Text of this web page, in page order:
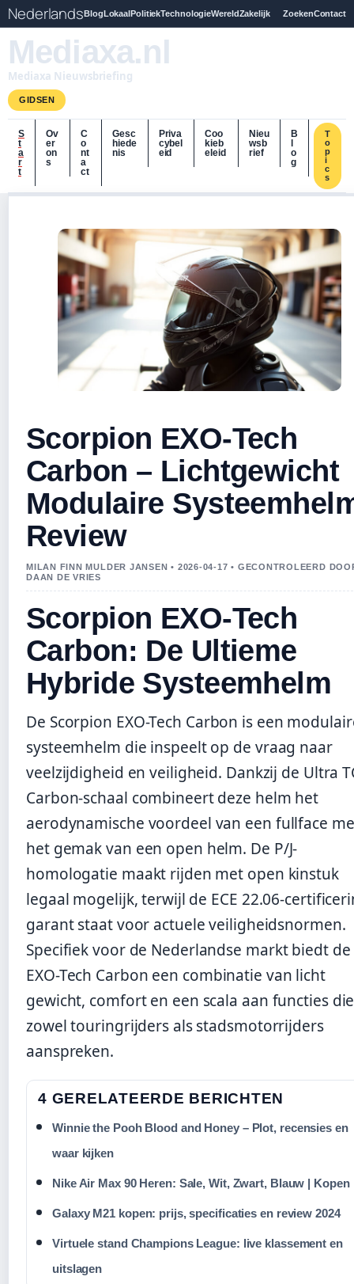
NederlandsBlogLokaalPolitiekTechnologieWereldZakelijk ZoekenContact
Mediaxa.nl
Mediaxa Nieuwsbriefing
GIDSEN
S
t
a
r
t
Ov
er
on
s
C
o
nt
a
ct
Gesc
hiede
nis
Priva
cybel
eid
Coo
kieb
eleid
Nieu
wsb
rief
B
o
g
T
o
p
i
c
s
Scorpion EXO-Tech
Carbon – Lichtgewicht
Modulaire
Review
MILAN FINN MULDER JANSEN • 2026-04-17 • GECONTROLEERD
DAAN DE VRIES
Scorpion EXO-Tech
Carbon: De Ultieme
Hybride Systeemhelm
De Scorpion EXO-Tech Carbon is een
systeemhelm die inspeelt op de vraag naar
veelzijdigheid en veiligheid. Dankzij de Ultra
Carbon-schaal combineert deze helm het
aerodynamische voordeel van een fullface
het gemak van een open helm. De P/J-
homologatie maakt rijden met open kinstuk
legaal mogelijk, terwijl de ECE 22.06-
garant staat voor actuele veiligheidsnormen.
Specifiek voor de Nederlandse markt biedt de
EXO-Tech Carbon een combinatie van licht
gewicht, comfort en een scala aan functies die
zowel touringrijders als stadsmotorrijders
aanspreken.
4 GERELATEERDE BERICHTEN
Winnie the Pooh Blood and Honey – Plot, recensies en
waar kijken
Nike Air Max 90 Heren: Sale, Wit, Zwart, Blauw | Kopen
Galaxy M21 kopen: prijs, specificaties en review 2024
Virtuele stand Champions League: live klassement en
uitslagen